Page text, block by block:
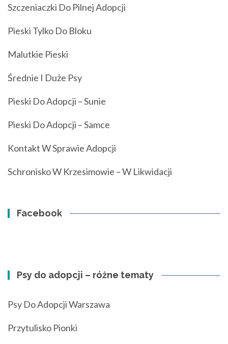
Szczeniaczki Do Pilnej Adopcji
Pieski Tylko Do Bloku
Malutkie Pieski
Średnie I Duże Psy
Pieski Do Adopcji – Sunie
Pieski Do Adopcji – Samce
Kontakt W Sprawie Adopcji
Schronisko W Krzesimowie – W Likwidacji
Facebook
Psy do adopcji – różne tematy
Psy Do Adopcji Warszawa
Przytulisko Pionki